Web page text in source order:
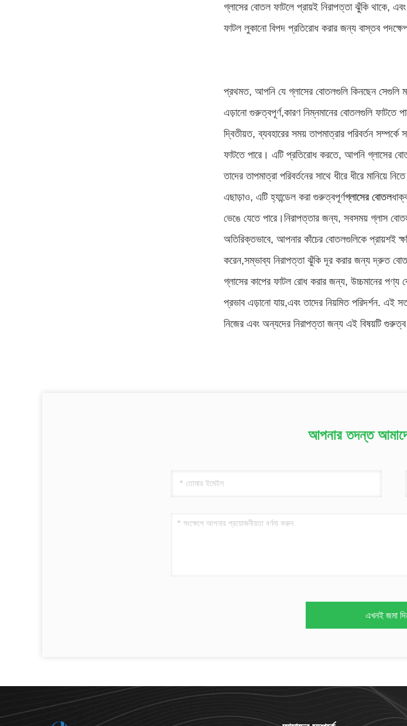
গ্লাসের বোতল ফাটলে প্রায়ই নিরাপত্তা ঝুঁকি থাকে,
ফাটল লুকানো বিপদ প্রতিরোধ করার জন্য বাস্তব
প্রথমত, আপনি যে গ্লাসের বোতলগুলি কিনছেন সেগুলি
এড়ানো গুরুত্বপূর্ণ,কারণ নিম্নমানের বোতলগুলি ফাটতে
দ্বিতীয়ত, ব্যবহারের সময় তাপমাত্রার পরিবর্তন
ফাটতে পারে। এটি প্রতিরোধ করতে, আপনি গ্লাসের
তাদের তাপমাত্রা পরিবর্তনের সাথে ধীরে ধীরে মানিয়ে
এছাড়াও, এটি হ্যান্ডেল করা গুরুত্বপূর্ণগ্লাসের বোতল
ভেঙে যেতে পারে।নিরাপত্তার জন্য, সবসময় গ্লাস
অতিরিক্তভাবে, আপনার কাঁচের বোতলগুলিকে প্রায়শই
করেন,সম্ভাব্য নিরাপত্তা ঝুঁকি দূর করার জন্য দ্রুত
গ্লাসের কাপের ফাটল রোধ করার জন্য, উচ্চমানের পণ্য
প্রভাব এড়ানো যায়,এবং তাদের নিয়মিত পরিদর্শন. এই
নিজের এবং অন্যদের নিরাপত্তা জন্য এই বিষয়টি গুরুত্ব
আপনার তদন্ত
এখনই জমা